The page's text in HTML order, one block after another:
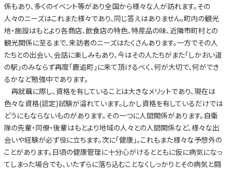
係もあり、多くのイベント等があり全国から様々な人が訪れます。その
人々のニーズはこれまた様々であり、同じ答えはありません。町内の観光
地・施設はもとより各商店、飲食店の特色、特産品の味、近隣市町村との
観光関係に至るまで、来訪者のニーズはたくさんあります。一方でその人
たちとの出会い、会話に楽しみもあり、今はその人たちがまた「しかおい道
の駅」のみならず再度「鹿追町」に来て頂けるべく、何が大切で、何ができ
るかなど勉強中であります。
再就職に際し、資格を有していることは大きなメリットであり、現在は
色々な資格(認定)試験が溢れています。しかし資格を有しているだけでは
どうにもならないものがあります。その一つに人間関係があります。自衛
隊の先輩・同僚・後輩はもとより地域の人々との人間関係など、様々な出
会いや経験が必ず役に立ちます。次に「健康」。これもまた様々な予想外の
ことがあります。日頃の健康管理に十分心がけるとともに仮に病気になっ
てしまった場合でも、いたずらに落ち込むことなくしっかりとその病気と闘